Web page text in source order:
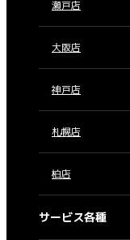
瀬戸店
大阪店
神戸店
札幌店
柏店
サービス各種